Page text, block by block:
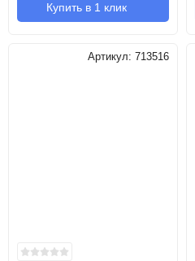
Купить в 1 клик
Артикул: 713516